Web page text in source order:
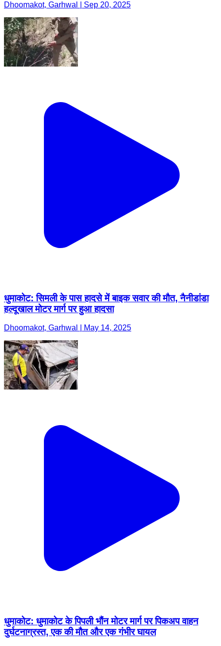
Dhoomakot, Garhwal | Sep 20, 2025
धुमाकोट: सिमली के पास हादसे में बाइक सवार की मौत, नैनीडांडा
हल्दूखाल मोटर मार्ग पर हुआ हादसा
Dhoomakot, Garhwal | May 14, 2025
धुमाकोट: धुमाकोट के पिपली भौंन मोटर मार्ग पर पिकअप वाहन
दुर्घटनाग्रस्त, एक की मौत और एक गंभीर घायल